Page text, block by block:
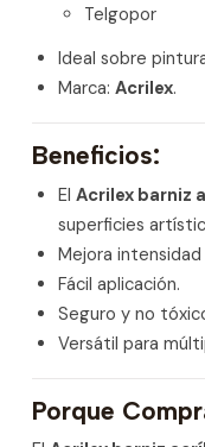
Telgopor
Ideal sobre
Marca: Acrilex.
Beneficios:
El Acrilex barniz
superficies
Mejora intensidad
Fácil aplicación.
Seguro y no
Versátil para
Porque